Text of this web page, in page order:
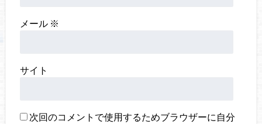
メール ※
サイト
次回のコメントで使用するためブラウザーに自分